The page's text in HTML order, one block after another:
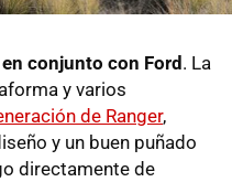
conjunto con Ford . La
y varios
de Ranger,
y un buen puñado
directamente de